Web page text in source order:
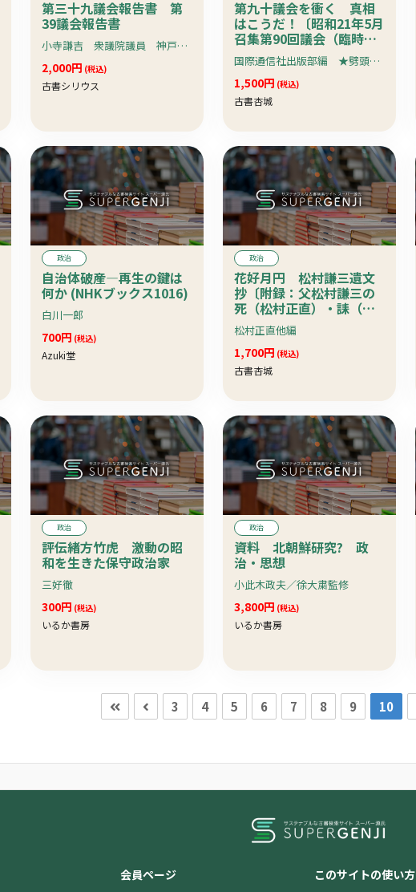
第三十九議会報告書 第
39議会報告書
小寺謙吉 衆議院議員 神戸市長 三田学園創設者
2,000円 (税込)
古書シリウス
第九十議会を衝く 真相
はこうだ！〔昭和21年5月
召集第90回議会（臨時議
会）の裏話〕 珍資料 国際通信社出版部編 ★劈頭自社両党の乱闘・共産党閉出し・政界はどう動くか★
1,500円 (税込)
古書杏城
政治
自治体破産―再生の鍵は
何か (NHKブックス1016)
白川一郎
700円 (税込)
Azuki堂
政治
花好月円 松村謙三遺文
抄〔附録：父松村謙三の
死（松村正直）・誄（郭
沫若）〕
松村正直他編
1,700円 (税込)
古書杏城
政治
評伝緒方竹虎 激動の昭
和を生きた保守政治家
三好徹
300円 (税込)
いるか書房
政治
資料 北朝鮮研究? 政
治・思想
小此木政夫／徐大粛監修
3,800円 (税込)
いるか書房
3 4 5 6 7 8 9 10
会員ページ このサイトの使い方